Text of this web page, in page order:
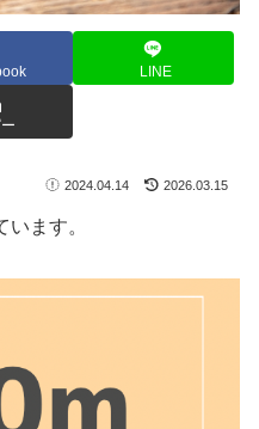
LINE
2024.04.14 2026.03.15
ます。